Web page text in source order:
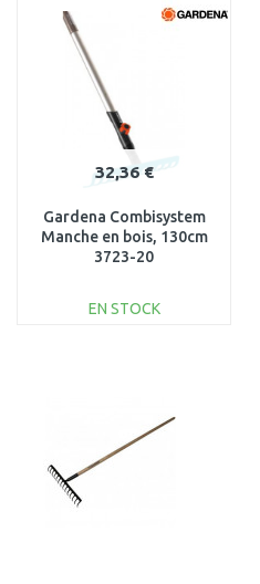
32,36 €
Gardena Combisystem
Manche en bois, 130cm
3723-20
EN STOCK